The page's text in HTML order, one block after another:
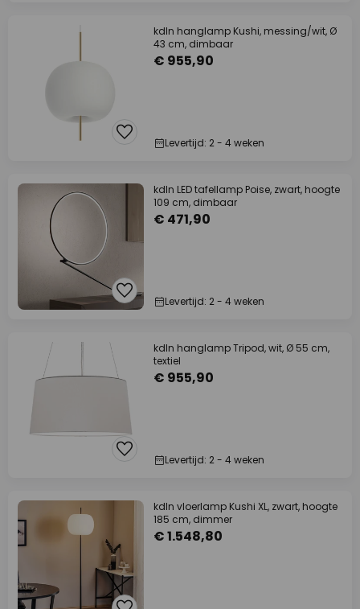
kdln hanglamp Kushi, messing/wit, Ø
43 cm, dimbaar
€ 955,90
Levertijd: 2 - 4 weken
kdln LED tafellamp Poise, zwart, hoogte
109 cm, dimbaar
€ 471,90
Levertijd: 2 - 4 weken
kdln hanglamp Tripod, wit, Ø 55 cm,
textiel
€ 955,90
Levertijd: 2 - 4 weken
kdln vloerlamp Kushi XL, zwart, hoogte
185 cm, dimmer
€ 1.548,80